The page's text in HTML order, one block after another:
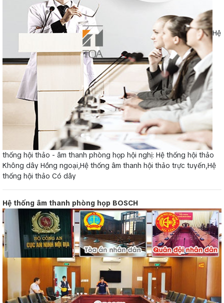
Hệ
thống hội thảo - âm thanh phòng họp hội nghị: Hệ thống hội thảo
Không dây Hồng ngoại,Hệ thống âm thanh hội thảo trực tuyến,Hệ
thống hội thảo Có dây
Hệ thống âm thanh phòng họp BOSCH